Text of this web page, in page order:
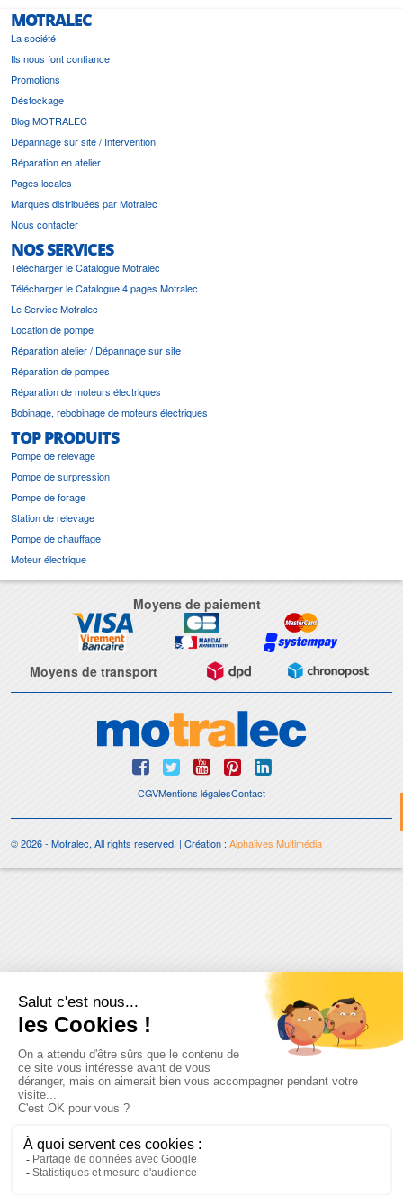
MOTRALEC
La société
Ils nous font confiance
Promotions
Déstockage
Blog MOTRALEC
Dépannage sur site / Intervention
Réparation en atelier
Pages locales
Marques distribuées par Motralec
Nous contacter
NOS SERVICES
Télécharger le Catalogue Motralec
Télécharger le Catalogue 4 pages Motralec
Le Service Motralec
Location de pompe
Réparation atelier / Dépannage sur site
Réparation de pompes
Réparation de moteurs électriques
Bobinage, rebobinage de moteurs électriques
TOP PRODUITS
Pompe de relevage
Pompe de surpression
Pompe de forage
Station de relevage
Pompe de chauffage
Moteur électrique
Moyens de paiement
Moyens de transport
CGVMentions légalesContact
© 2026 - Motralec, All rights reserved. | Création : Alphalives Multimédia